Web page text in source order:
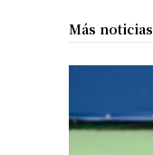
Más noticias